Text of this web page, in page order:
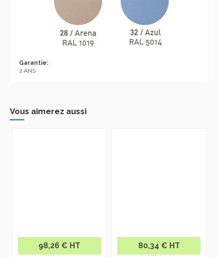
Garantie:
2 ANS
Vous aimerez aussi
98,26 € HT 80,34 € HT